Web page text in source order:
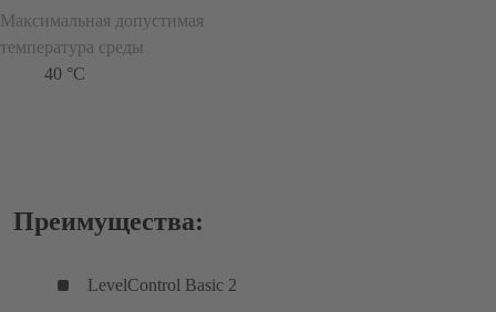
Максимальная допустимая
температура среды
40 °C
Преимущества:
LevelControl Basic 2